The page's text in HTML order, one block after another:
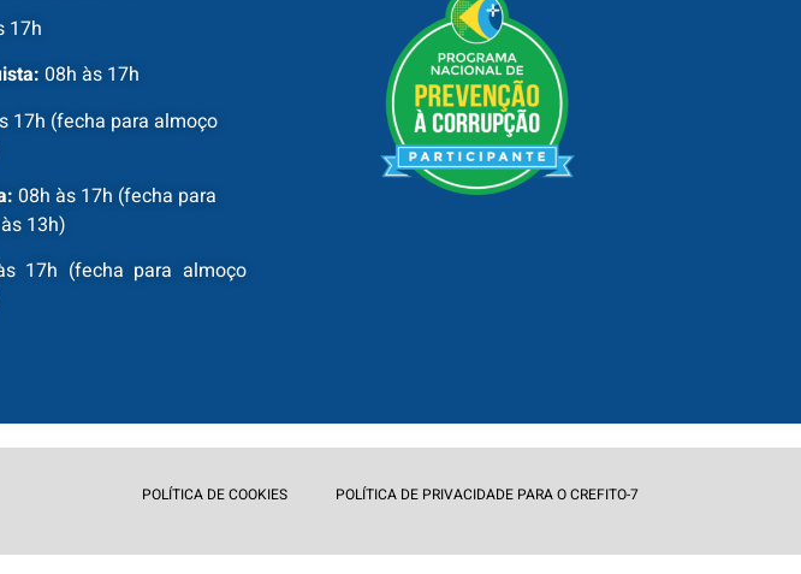
17h
08h às 17h
17h (fecha para almoço
08h às 17h (fecha para
13h)
17h (fecha para almoço
POLÍTICA DE COOKIES POLÍTICA DE PRIVACIDADE PARA O CREFITO-7